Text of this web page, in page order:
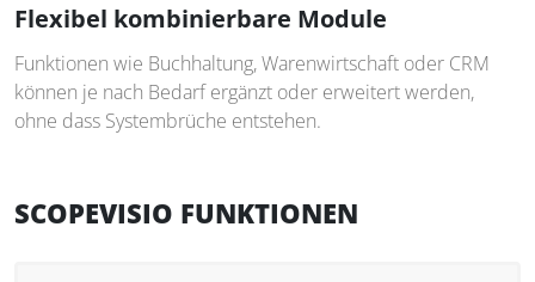
Flexibel kombinierbare Module
Funktionen wie Buchhaltung, Warenwirtschaft oder CRM
können je nach Bedarf ergänzt oder erweitert werden,
ohne dass Systembrüche entstehen.
SCOPEVISIO FUNKTIONEN